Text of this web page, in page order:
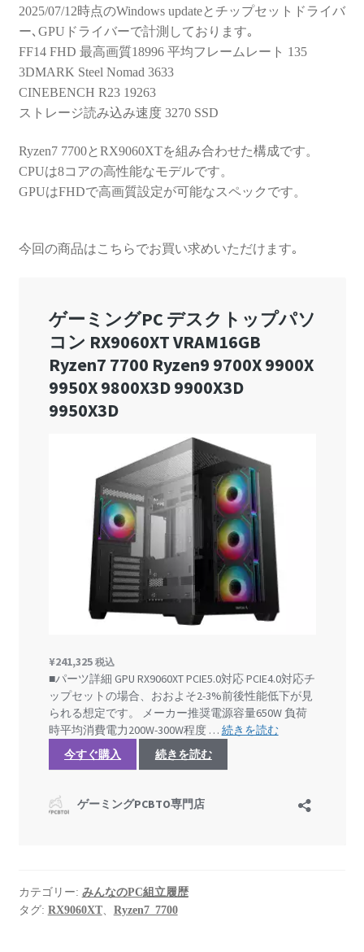
2025/07/12時点のWindows updateとチップセットドライバ
ー､GPUドライバーで計測しております｡
FF14 FHD 最高画質18996 平均フレームレート 135
3DMARK Steel Nomad 3633
CINEBENCH R23 19263
ストレージ読み込み速度 3270 SSD
Ryzen7 7700とRX9060XTを組み合わせた構成です。
CPUは8コアの高性能なモデルです。
GPUはFHDで高画質設定が可能なスペックです。
今回の商品はこちらでお買い求めいただけます｡
カテゴリー: みんなのPC組立履歴
タグ: RX9060XT、 Ryzen7_7700